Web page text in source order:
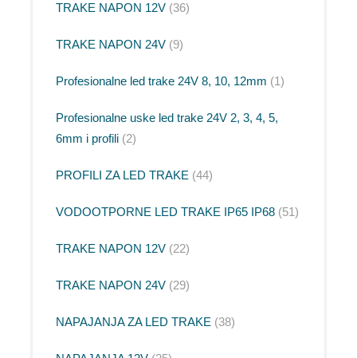
TRAKE NAPON 12V 36
TRAKE NAPON 24V 9
Profesionalne led trake 24V 8, 10, 12mm 1
Profesionalne uske led trake 24V 2, 3, 4, 5,
6mm i profili 2
PROFILI ZA LED TRAKE 44
VODOOTPORNE LED TRAKE IP65 IP68 51
TRAKE NAPON 12V 22
TRAKE NAPON 24V 29
NAPAJANJA ZA LED TRAKE 38